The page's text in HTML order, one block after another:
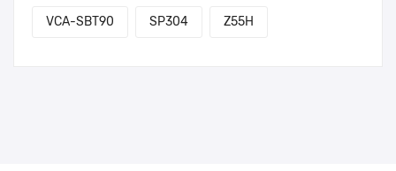
VCA-SBT90 SP304 Z55H